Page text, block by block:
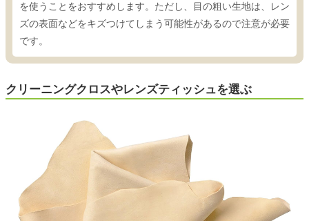
を使うことをおすすめします。ただし、目の粗い生地は、レン
ズの表面などをキズつけてしまう可能性があるので注意が必要
です。
クリーニングクロスやレンズティッシュを選ぶ